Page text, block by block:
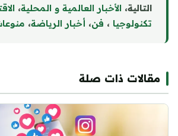
التالية، الأخبار العالمية و المحلية،
تكنولوجيا ، فن، أخبار الرياضة، منوعا
مقالات ذات صلة